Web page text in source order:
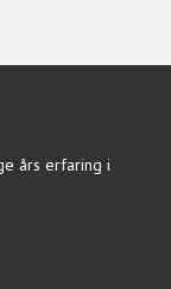
års erfaring i